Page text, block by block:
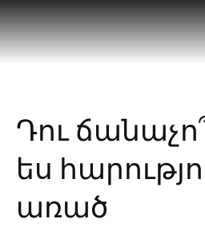
Դու
ես
առած